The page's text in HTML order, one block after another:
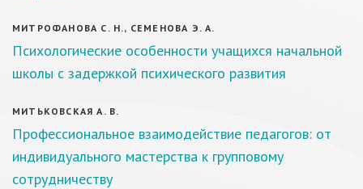
МИТРОФАНОВА С. Н., СЕМЕНОВА Э. А.
Психологические особенности учащихся начальной
школы с задержкой психического развития
МИТЬКОВСКАЯ А. В.
Профессиональное взаимодействие педагогов: от
индивидуального мастерства к групповому
сотрудничеству